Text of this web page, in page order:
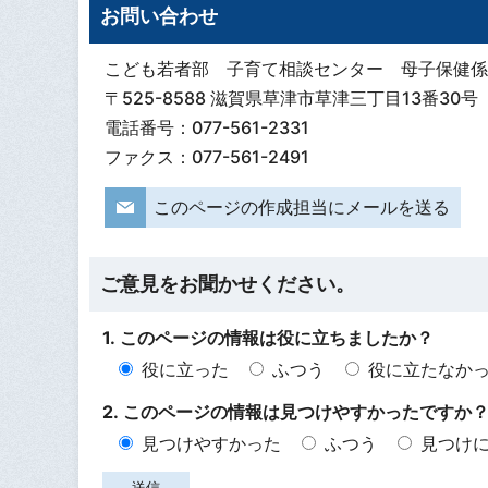
お問い合わせ
こども若者部 子育て相談センター 母子保健係
〒525-8588 滋賀県草津市草津三丁目13番30号
電話番号：077-561-2331
ファクス：077-561-2491
このページの作成担当にメールを送る
ご意見をお聞かせください。
1. このページの情報は役に立ちましたか？
役に立った
ふつう
役に立たなか
2. このページの情報は見つけやすかったですか？
見つけやすかった
ふつう 見つけ